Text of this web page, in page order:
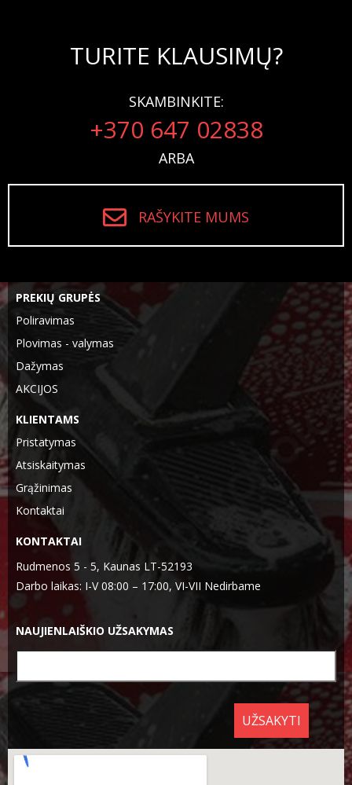
TURITE KLAUSIMŲ?
SKAMBINKITE:
+370 647 02838
ARBA
RAŠYKITE MUMS
PREKIŲ GRUPĖS
Poliravimas
Plovimas - valymas
Dažymas
AKCIJOS
KLIENTAMS
Pristatymas
Atsiskaitymas
Grąžinimas
Kontaktai
KONTAKTAI
Rudmenos 5 - 5, Kaunas LT-52193
Darbo laikas: I-V 08:00 – 17:00, VI-VII Nedirbame
NAUJIENLAIŠKIO UŽSAKYMAS
UŽSAKYTI